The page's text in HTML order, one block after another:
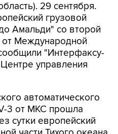
29 сентября.
грузовой
Амальди" со второй
от Международной
"Интерфаксу-
управления
автоматического
3 от МКС прошла
сутки европейский